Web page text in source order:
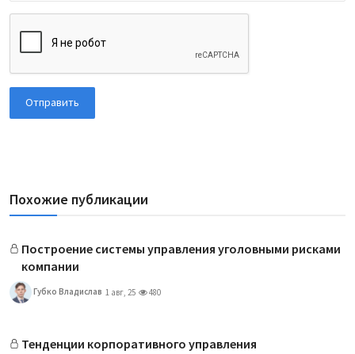
Отправить
Похожие публикации
Построение системы управления уголовными рисками
компании
Губко Владислав 1 авг, 25 480
Тенденции корпоративного управления